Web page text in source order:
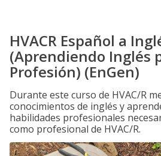
HVACR Español a
(Aprendiendo Inglés
Profesión) (EnGen)
Durante este curso de HVAC/R
conocimientos de inglés y
habilidades profesionales
como profesional de HVAC/R.